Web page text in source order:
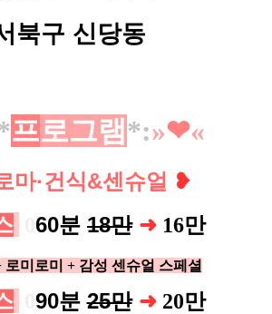
북구 신당동
프로그램 *:»❤︎«
마·건식&센슈얼 ❥
60분 18만 ➜ 16만
로미로미 + 감성 센슈얼 스페셜
90분 25만 ➜ 20만